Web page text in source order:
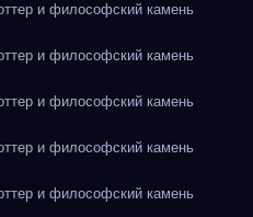
и философский камень
и философский камень
и философский камень
и философский камень
и философский камень